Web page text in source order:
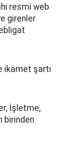
resmi web
girenler
ikamet şartı
İşletme,
birinden